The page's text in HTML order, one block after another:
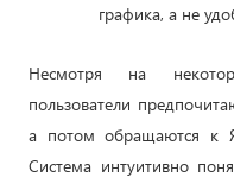
графика, а не
Несмотря на
пользователи
а потом обращаются к
Система интуитивно